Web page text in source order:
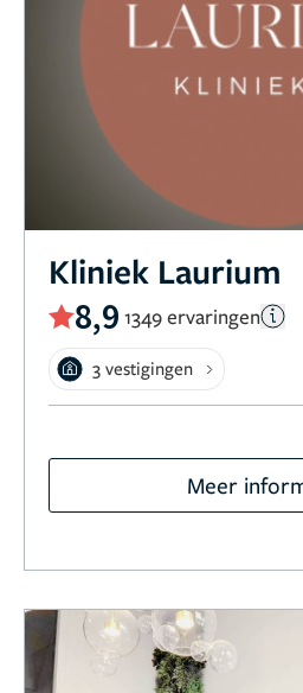
Kliniek Laurium
8,9 1349 ervaringen
3 vestigingen
Meer